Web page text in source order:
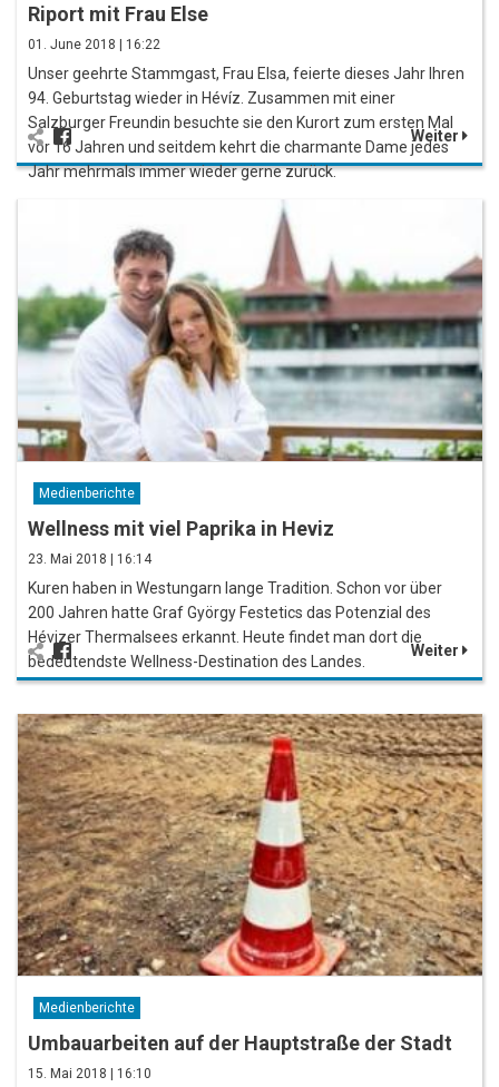
Riport mit Frau Else
01. June 2018 | 16:22
Unser geehrte Stammgast, Frau Elsa, feierte dieses Jahr Ihren
94. Geburtstag wieder in Hévíz. Zusammen mit einer
Salzburger Freundin besuchte sie den Kurort zum ersten Mal
vor 16 Jahren und seitdem kehrt die charmante Dame jedes
Jahr mehrmals immer wieder gerne zurück.
Weiter
Medienberichte
Wellness mit viel Paprika in Heviz
23. Mai 2018 | 16:14
Kuren haben in Westungarn lange Tradition. Schon vor über
200 Jahren hatte Graf György Festetics das Potenzial des
Hévizer Thermalsees erkannt. Heute findet man dort die
bedeutendste Wellness-Destination des Landes.
Weiter
Medienberichte
Umbauarbeiten auf der Hauptstraße der Stadt
15. Mai 2018 | 16:10